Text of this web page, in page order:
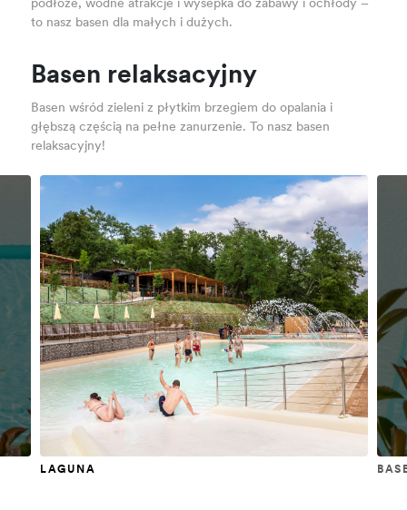
podłoże, wodne atrakcje i wysepka do zabawy i ochłody –
to nasz basen dla małych i dużych.
Basen relaksacyjny
Basen wśród zieleni z płytkim brzegiem do opalania i
głębszą częścią na pełne zanurzenie. To nasz basen
relaksacyjny!
LAGUNA